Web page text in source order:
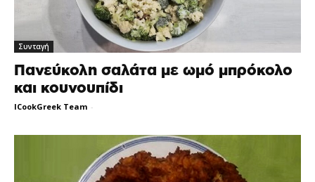
Συνταγή
Πανεύκολη σαλάτα με ωμό μπρόκολο
και κουνουπίδι
ICookGreek Team -